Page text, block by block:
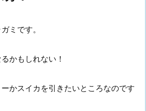
ミです。
かもしれない！
かスイカを引きたいところなのです